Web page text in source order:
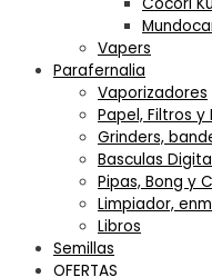
Vapers
Parafernalia
Vaporizadores
Papel, Filtros y
Grinders,
Basculas
Pipas, Bong y
Limpiador,
Libros
Semillas
OFERTAS